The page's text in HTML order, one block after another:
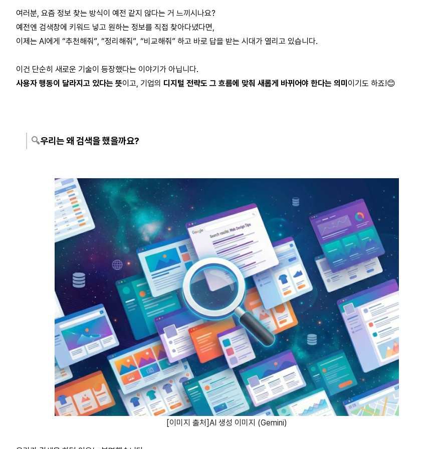
여러분, 요즘 정보 찾는 방식이 예전 같지 않다는 거 느끼시나요?
예전엔 검색창에 키워드 넣고 원하는 정보를 직접 찾아다녔다면,
이제는 AI에게 “추천해줘”, “정리해줘”, “비교해줘” 하고 바로 답을 받는 시대가 열리고 있습니다.
이건 단순히 새로운 기술이 등장했다는 이야기가 아닙니다.
사용자 행동이 달라지고 있다는 뜻이고, 기업의 디지털 전략도 그 흐름에 맞춰 새롭게 바뀌어야 한다는 의미 이기도 하죠!😊
🔍우리는 왜 검색을 했을까요?
[이미지 출처]AI 생성 이미지 (Gemini)